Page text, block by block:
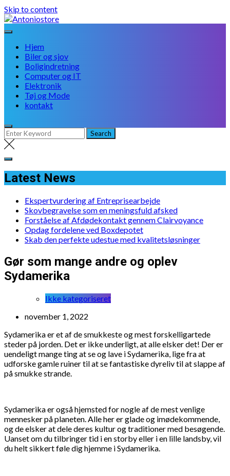
Skip to content
Hjem
Biler og sjov
Boligindretning
Computer og IT
Elektronik
Tøj og Mode
kontakt
Latest News
Ekspertvurdering af Entreprisearbejde
Skovbegravelse som en meningsfuld afsked
Forståelse af Afdødekontakt gennem Clairvoyance
Opdag fordelene ved Boxdepotet
Skab den perfekte udestue med kvalitetsløsninger
Gør som mange andre og oplev
Sydamerika
Ikke kategoriseret
november 1, 2022
Sydamerika er et af de smukkeste og mest forskelligartede
steder på jorden. Det er ikke underligt, at alle elsker det! Der er
uendeligt mange ting at se og lave i Sydamerika, lige fra at
udforske gamle ruiner til at se fantastiske dyreliv til at slappe af
på smukke strande.
Sydamerika er også hjemsted for nogle af de mest venlige
mennesker på planeten. Alle her er glade og imødekommende,
og de elsker at dele deres kultur og traditioner med besøgende.
Uanset om du tilbringer tid i en storby eller i en lille landsby, vil
du helt sikkert føle dig hjemme i Sydamerika.